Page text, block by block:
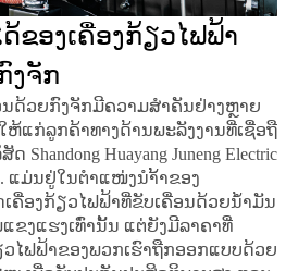
ຂອງເຄື່ອງກ້ຽວໄຟຟ້າ
ງຈັກ
ນດ້ວຍກົງຈັກມີຄວາມສຳຄັນຢ່າງຫຼາຍ
ແກ່ລູກຄ້າທາງດ້ານພະລັງງານທີ່ເຊື່ອຖື
Huayang Juneng Electric
ແມ່ນຢູ່ໃນຕຳແໜ່ງນຳ້້າຂອງ
ຄື່ອງກ້ຽວໄຟຟ້າທີ່ຂັບເຄື່ອນດ້ວຍນ້ຳມັນ
ຂງແຮງເທົ່ານັ້ນ ແຕ່ຍັງມີລາຄາທີ່
ໄຟຟ້າຂອງພວກເຮົາຖືກອອກແບບດ້ວຍ